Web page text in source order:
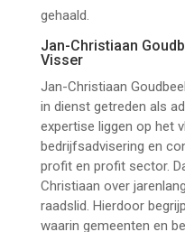
gehaald.
Jan-Christiaan
Visser
Jan-Christiaan
in dienst getreden als
expertise liggen op het
bedrijfsadvisering en
profit en profit sector.
Christiaan over
raadslid. Hierdoor
waarin gemeenten en